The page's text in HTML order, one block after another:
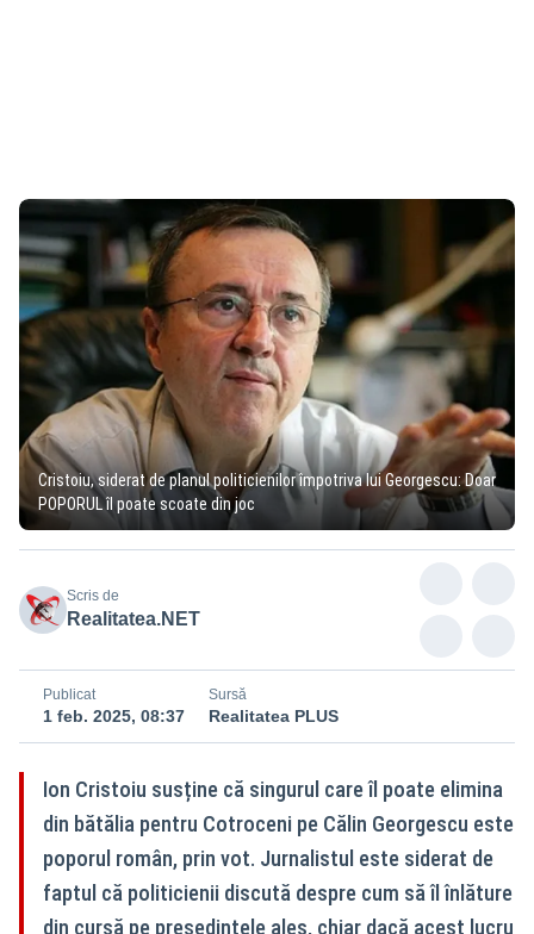
Cristoiu, siderat de planul politicienilor împotriva lui Georgescu: Doar
POPORUL îl poate scoate din joc
Scris de
Realitatea.NET
Publicat
1 feb. 2025, 08:37
Sursă
Realitatea PLUS
Ion Cristoiu susține că singurul care îl poate elimina
din bătălia pentru Cotroceni pe Călin Georgescu este
poporul român, prin vot. Jurnalistul este siderat de
faptul că politicienii discută despre cum să îl înlăture
din cursă pe președintele ales, chiar dacă acest lucru